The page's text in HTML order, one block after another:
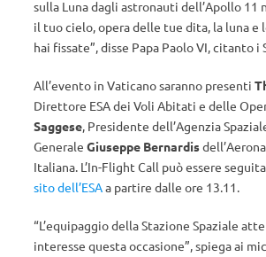
sulla Luna dagli astronauti dell’Apollo 11
il tuo cielo, opera delle tue dita, la luna e
hai fissate”, disse Papa Paolo VI, citanto i
All’evento in Vaticano saranno presenti
Direttore ESA dei Voli Abitati e delle
Saggese, Presidente dell’Agenzia
Generale Giuseppe Bernardis
Italiana. L’In-Flight Call può essere
sito dell’ESAa partire dalle ore 13.11.
“L’equipaggio della Stazione Spaziale
interesse questa occasione”, spiega ai